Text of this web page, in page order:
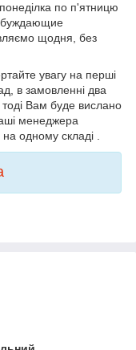
по п'ятницю
щодня, без
увагу на перші
в замовленні два
Вам буде вислано
менеджера
одному складі .